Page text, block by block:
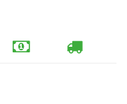
FORMAS
CALCULAR
FRETE